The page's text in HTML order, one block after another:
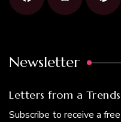
Newsletter
Letters from a
Subscribe to receive a